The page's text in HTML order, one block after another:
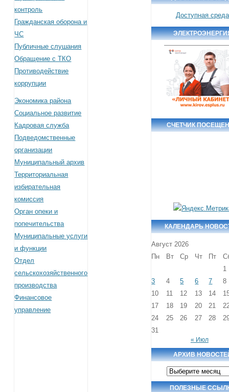
контроль
Гражданская оборона и
ЧС
Публичные слушания
Обращение с ТКО
Противодействие
коррупции
Экономика района
Социальное развитие
Кадровая служба
Подведомственные
организации
Муниципальный архив
Территориальная
избирательная
комиссия
Орган опеки и
попечительства
Муниципальные услуги
и функции
Отдел
сельскохозяйственного
производства
Финансовое
управление
Доступная среда
СЧЕТЧИК
КАЛЕНДАРЬ
Август 2026
Пн
Вт Ср Чт Пт
1
3
4 5 6 7
8
10
11 12 13 14
17
18 19 20 21
24
25 26 27 28
31
« Июл
АРХИВ
Архив
новостей
ПОЛЕЗНЫЕ